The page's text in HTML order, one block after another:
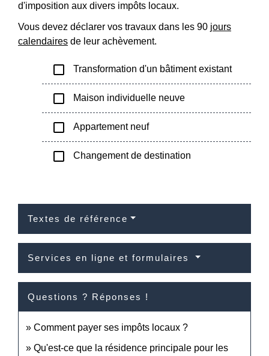
d'imposition aux divers impôts locaux.
Vous devez déclarer vos travaux dans les 90 jours
calendaires de leur achèvement.
check_box_outline_blank Transformation d'un bâtiment existant
check_box_outline_blank Maison individuelle neuve
check_box_outline_blank Appartement neuf
check_box_outline_blank Changement de destination
Textes de référence
Services en ligne et formulaires
Questions ? Réponses !
Comment payer ses impôts locaux ?
Qu'est-ce que la résidence principale pour les